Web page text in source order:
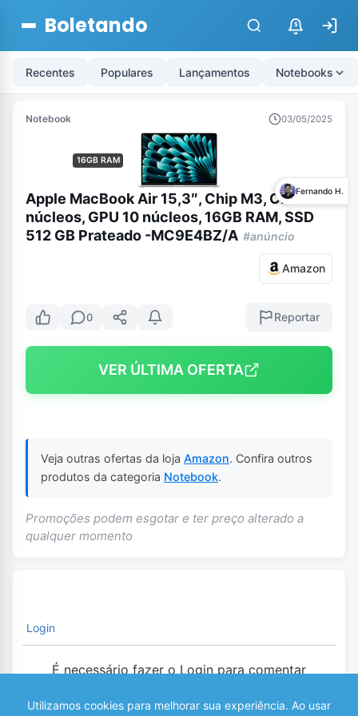
Boletando $
Recentes Populares Lançamentos Notebooks
Notebook 03/05/2025
16GB RAM
Fernando H.
Apple MacBook Air 15,3″, Chip M3, CPU 8
núcleos, GPU 10 núcleos, 16GB RAM, SSD
512 GB Prateado -MC9E4BZ/A #anúncio
Amazon
0 Reportar
VER ÚLTIMA OFERTA
Veja outras ofertas da loja Amazon. Confira outros
produtos da categoria Notebook.
Promoções podem esgotar e ter preço alterado a
qualquer momento
Login
É necessário fazer o Login para comentar